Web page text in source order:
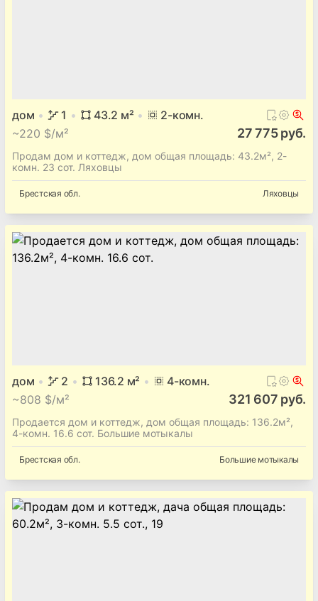
дом 1 43.2 м² 2-комн.
~220 $/м² 27 775 руб.
Продам дом и коттедж, дом общая площадь: 43.2м², 2-
комн. 23 сот. Ляховцы
Брестская обл. Ляховцы
дом 2 136.2 м² 4-комн.
~808 $/м² 321 607 руб.
Продается дом и коттедж, дом общая площадь: 136.2м²,
4-комн. 16.6 сот. Большие мотыкалы
Брестская обл. Большие мотыкалы